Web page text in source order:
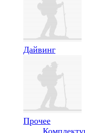
Дайвинг
Прочее